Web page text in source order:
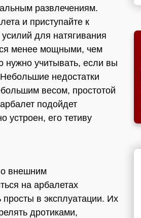
развлечениям.
и приступайте к
для натягивания
менее мощными, чем
нужно учитывать, если вы
недостатки
весом, простотой
подойдет
устроен, его тетиву
внешним
на арбалетах
в эксплуатации. Их
дротиками,